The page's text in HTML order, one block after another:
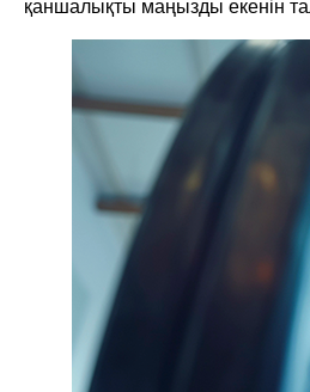
қаншалықты маңызды екенін